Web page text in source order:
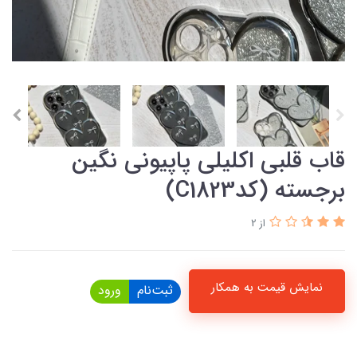
قاب قلبی اکلیلی پاپیونی نگین
برجسته (کدC1823)
از 2
نمایش قیمت به همکار ثبت‌نام ورود